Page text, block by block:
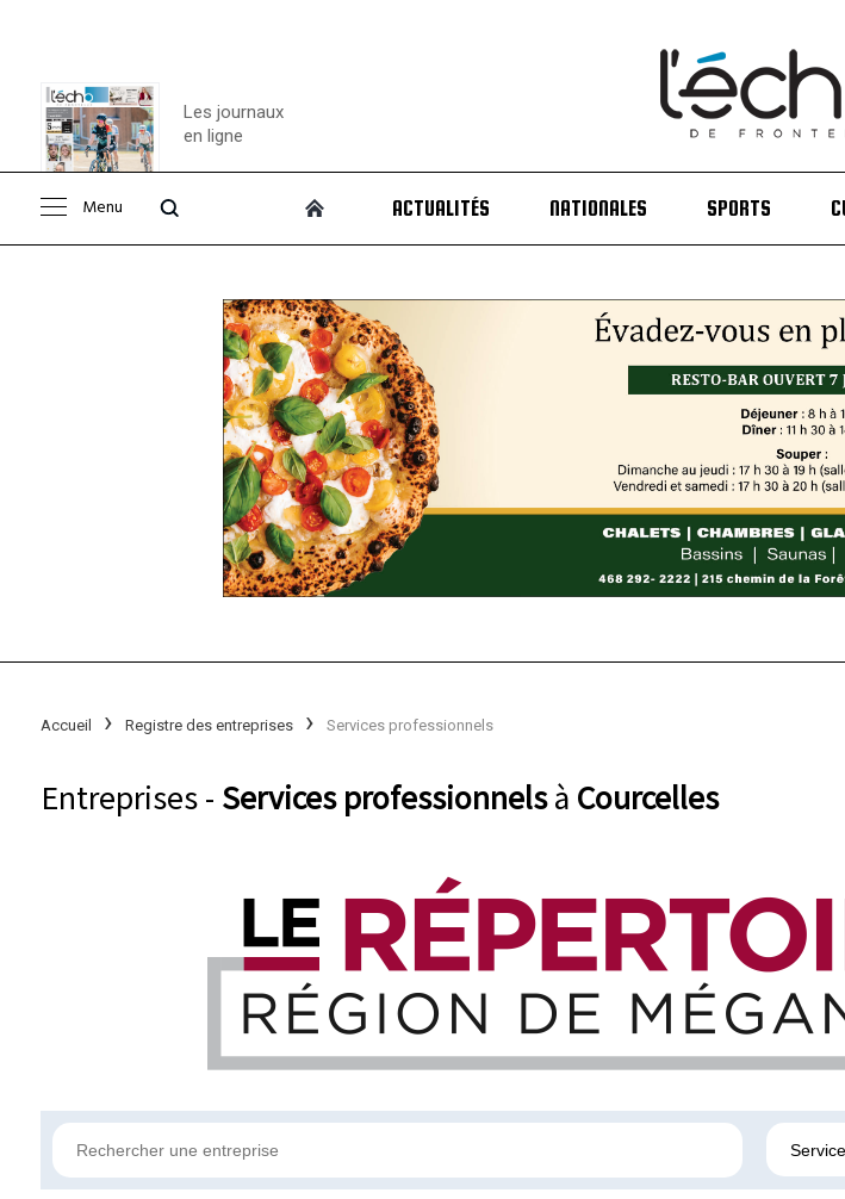
Consulter le
Les journaux
en ligne
Menu ACTUALITÉS NATIONALES SPORTS
Accueil Registre des entreprises Services professionnels
Entreprises - Services professionnelsà Courcelles